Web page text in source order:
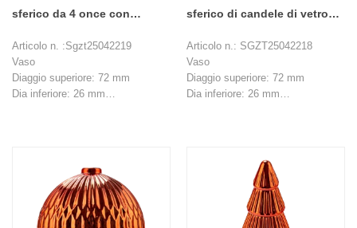
sferico da 4 once con
Articolo n. :Sgzt25042219
Vaso
Diaggio superiore: 72 mm
Dia inferiore: 26 mm
Diaggio superiore: 15 mm
Dia inferiore: 80 mm
Altezza: 46 mm
Peso: 95 g
sferico di candele di vetro
Articolo n.: SGZT25042218
Vaso
Diaggio superiore: 72 mm
Dia inferiore: 26 mm
Diaggio superiore: 15 mm
Dia inferiore: 80 mm
Altezza: 46 mm